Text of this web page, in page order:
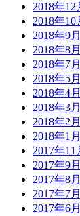
2018年12
2018年10
2018年9月
2018年8月
2018年7月
2018年5月
2018年4月
2018年3月
2018年2月
2018年1月
2017年11
2017年9月
2017年8月
2017年7月
2017年6月